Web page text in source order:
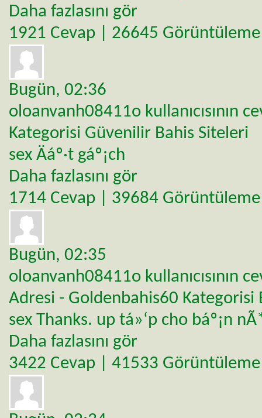
Daha fazlasını gör
1921 Cevap | 26645 Görüntüleme
Bugün, 02:36
oloanvanh08411o kullanıcısının
Kategorisi Güvenilir Bahis Siteleri
sex Äáº·t gáº¡ch
Daha fazlasını gör
1714 Cevap | 39684 Görüntüleme
Bugün, 02:35
oloanvanh08411o kullanıcısının
Adresi - Goldenbahis60 Kategorisi
sex Thanks. up tá»‘p cho báº¡n
Daha fazlasını gör
3422 Cevap | 41533 Görüntüleme